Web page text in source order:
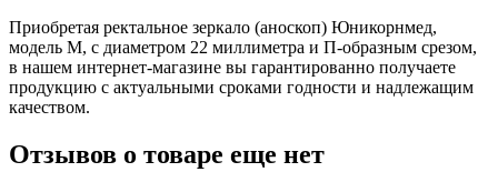
Приобретая ректальное зеркало (аноскоп) Юникорнмед,
модель M, с диаметром 22 миллиметра и П-образным срезом,
в нашем интернет-магазине вы гарантированно получаете
продукцию с актуальными сроками годности и надлежащим
качеством.
Отзывов о товаре еще нет